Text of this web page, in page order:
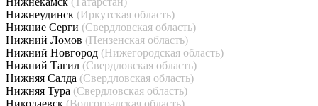
Нижнеудинск (Иркутская область)
Нижние Серги (Свердловская область)
Нижний Ломов (Пензенская область)
Нижний Новгород (Нижегородская область)
Нижний Тагил (Свердловская область)
Нижняя Салда (Свердловская область)
Нижняя Тура (Свердловская область)